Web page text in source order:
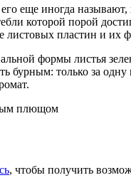
еще иногда
которой порой
листовых пластин и их
формы листья
бурным: только за
плющом
, чтобы получить